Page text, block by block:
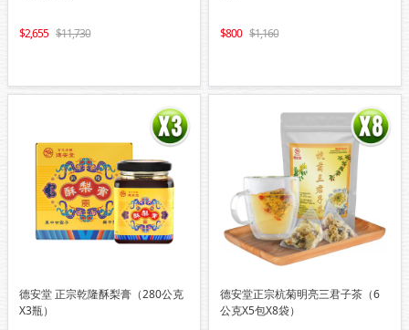
2,655 11,730 800 1,160
德安堂 正宗乾隆酥梨膏（280公克
X3瓶）
德安堂正宗杭菊明亮三君子茶（6
公克X5包X8袋）